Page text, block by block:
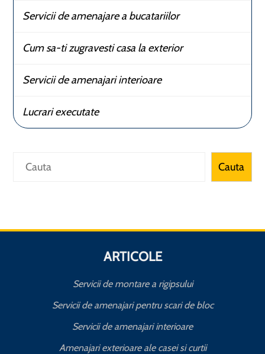
Servicii de amenajare a bucatariilor
Cum sa-ti zugravesti casa la exterior
Servicii de amenajari interioare
Lucrari executate
Caută Cauta
ARTICOLE
Servicii de montare a rigipsului
Servicii de amenajari pentru scari de bloc
Servicii de amenajari interioare
Amenajari exterioare ale casei si curtii